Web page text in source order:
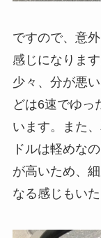
ですので、意
感じになりま
少々、分が悪
どは6速でゆっ
います。また
ドルは軽めな
が高いため、
なる感じもいた